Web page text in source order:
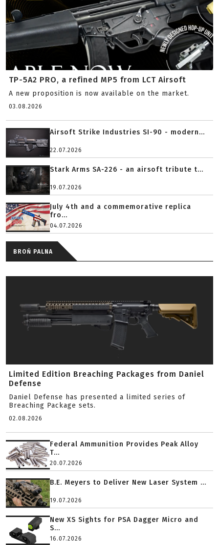
TP-5A2 PRO, a refined MP5 from LCT Airsoft
A new proposition is now available on the market.
03.08.2026
Airsoft Strike Industries SI-90 - modern...
22.07.2026
Stark Arms SA-226 - an airsoft tribute t...
19.07.2026
July 4th and a commemorative replica
fro...
04.07.2026
BROŃ PALNA
Limited Edition Breaching Packages from Daniel
Defense
Daniel Defense has presented a limited series of
Breaching Package sets.
02.08.2026
Federal Ammunition Provides Peak Alloy
T...
20.07.2026
B.E. Meyers to Deliver New Laser System ...
19.07.2026
New XS Sights for PSA Dagger Micro and
S...
16.07.2026